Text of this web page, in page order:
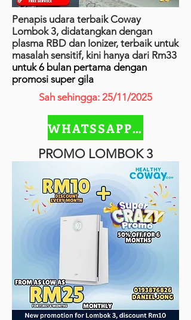
Penapis udara terbaik Coway
Lombok 3, didatangkan dengan
plasma RBD dan Ionizer, terbaik untuk
masalah sensitif, kini hanya dari Rm33
untuk 6 bulan pertama dengan
promosi super gila
Sah sehingga: 25/11/2025
WHATSSAPP SEKARANG
PROMO LOMBOK 3